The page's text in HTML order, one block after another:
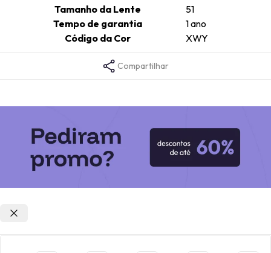
Tamanho da Lente
51
Tempo de garantia
1 ano
Código da Cor
XWY
Compartilhar